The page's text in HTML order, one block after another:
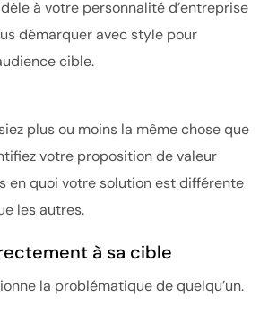
à votre personnalité d’entreprise
démarquer avec style pour
cible.
plus ou moins la même chose que
votre proposition de valeur
en quoi votre solution est différente
les autres.
à sa cible
la problématique de quelqu’un.